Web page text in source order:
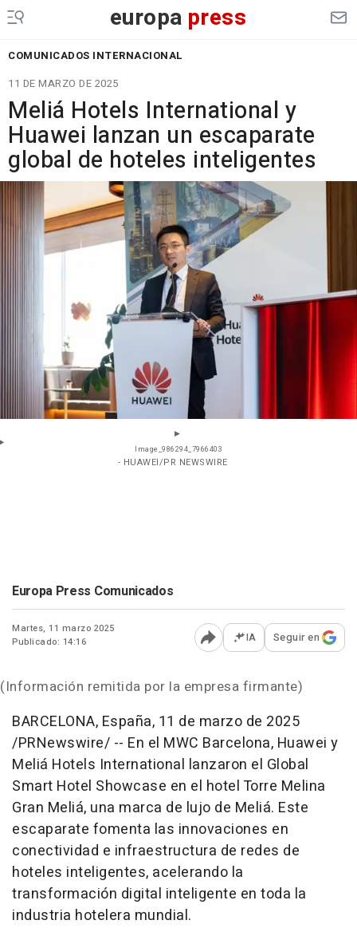
europa press
COMUNICADOS INTERNACIONAL
11 DE MARZO DE 2025
Meliá Hotels International y
Huawei lanzan un escaparate
global de hoteles inteligentes
Image_986294_7966403
- HUAWEI/PR NEWSWIRE
Europa Press Comunicados
Martes, 11 marzo 2025
Publicado: 14:16
Abrir opciones para
IA Seguir en
(Información remitida por la empresa firmante)
BARCELONA, España, 11 de marzo de 2025
/PRNewswire/ -- En el MWC Barcelona, Huawei y
Meliá Hotels International lanzaron el Global
Smart Hotel Showcase en el hotel Torre Melina
Gran Meliá, una marca de lujo de Meliá. Este
escaparate fomenta las innovaciones en
conectividad e infraestructura de redes de
hoteles inteligentes, acelerando la
transformación digital inteligente en toda la
industria hotelera mundial.